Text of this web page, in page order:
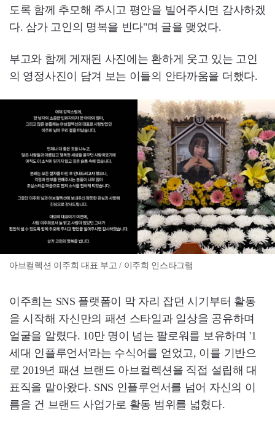
도록 함께 추모해 주시고 평안을 빌어주시면 감사하겠
다. 삼가 고인의 명복을 빈다"며 글을 맺었다.
부고와 함께 게재된 사진에는 환하게 웃고 있는 고인
의 영정사진이 담겨 보는 이들의 안타까움을 더했다.
아브컬렉션 이주희 대표 부고 / 이주희 인스타그램
이주희는 SNS 플랫폼이 막 자리 잡던 시기부터 활동
을 시작해 자신만의 패션 스타일과 일상을 공유하며
얼굴을 알렸다. 10만 명이 넘는 팔로워를 보유하며 '1
세대 인플루언서'라는 수식어를 얻었고, 이를 기반으
로 2019년 패션 브랜드 아브컬렉션을 직접 설립해 대
표직을 맡아왔다. SNS 인플루언서를 넘어 자신의 이
름을 건 브랜드 사업가로 활동 범위를 넓혔다.